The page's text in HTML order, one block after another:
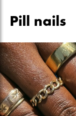
Pill nails